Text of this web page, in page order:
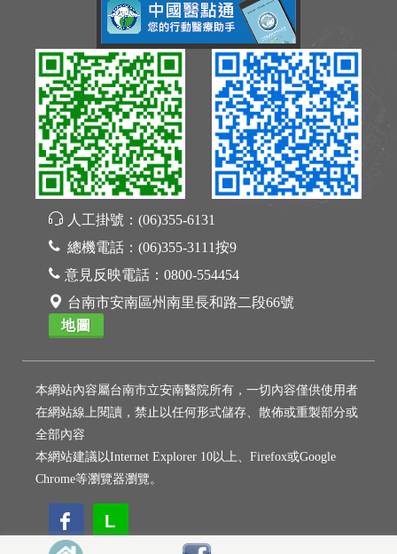
人工掛號： (06)355-6131
總機電話： (06)355-3111按9
意見反映電話： 0800-554454
台南市安南區州南里長和路二段66號
地圖
本網站內容屬台南市立安南醫院所有，一切內容僅供使用者
在網站線上閱讀，禁止以任何形式儲存、散佈或重製部分或
全部內容
本網站建議以Internet Explorer 10以上、Firefox或Google
Chrome等瀏覽器瀏覽。
L